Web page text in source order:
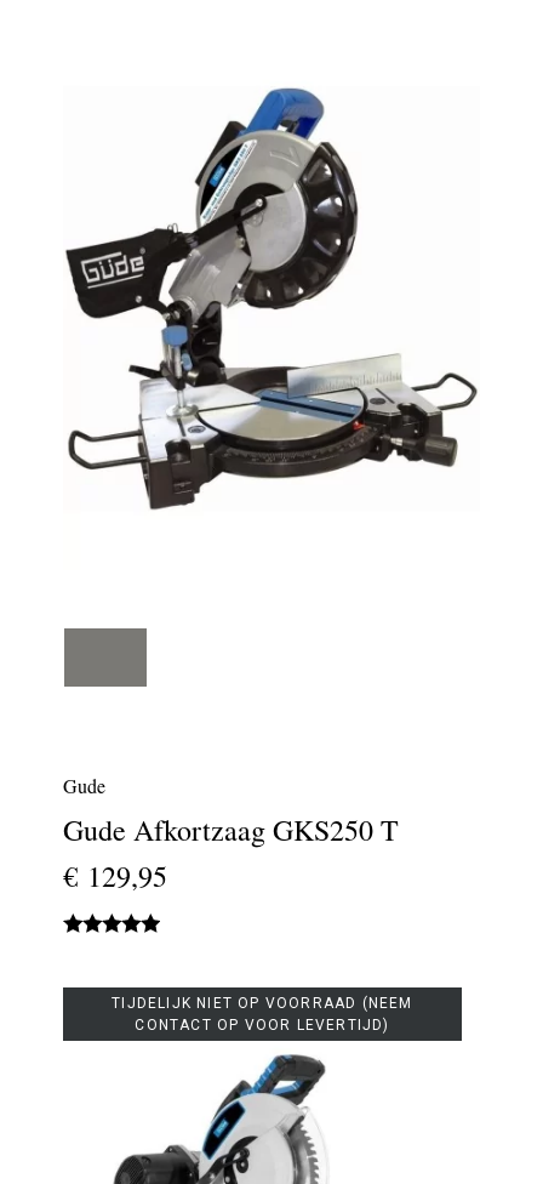
Gude
Gude Afkortzaag GKS250 T
€ 129,95
TIJDELIJK NIET OP VOORRAAD (NEEM
CONTACT OP VOOR LEVERTIJD)